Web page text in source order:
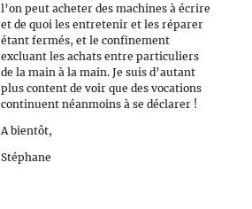
l’on peut acheter des machines à écrire
et de quoi les entretenir et les réparer
étant fermés, et le confinement
excluant les achats entre particuliers
de la main à la main. Je suis d’autant
plus content de voir que des vocations
continuent néanmoins à se déclarer !
A bientôt,
Stéphane